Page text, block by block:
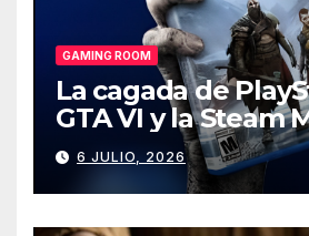
GAMING ROOM
La cagada de
GTA VI y la Steam
Gaming Room #130
6 JULIO, 2026